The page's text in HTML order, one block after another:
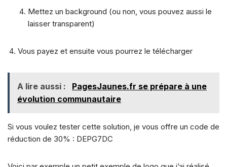
Mettez un background (ou non, vous pouvez aussi le
laisser transparent)
Vous payez et ensuite vous pourrez le télécharger
A lire aussi :
PagesJaunes.fr se prépare à une
évolution communautaire
Si vous voulez tester cette solution, je vous offre un code de
réduction de 30% : DEPG7DC